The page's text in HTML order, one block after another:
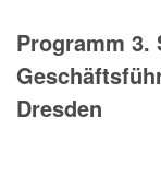
Programm 3.
Dresden